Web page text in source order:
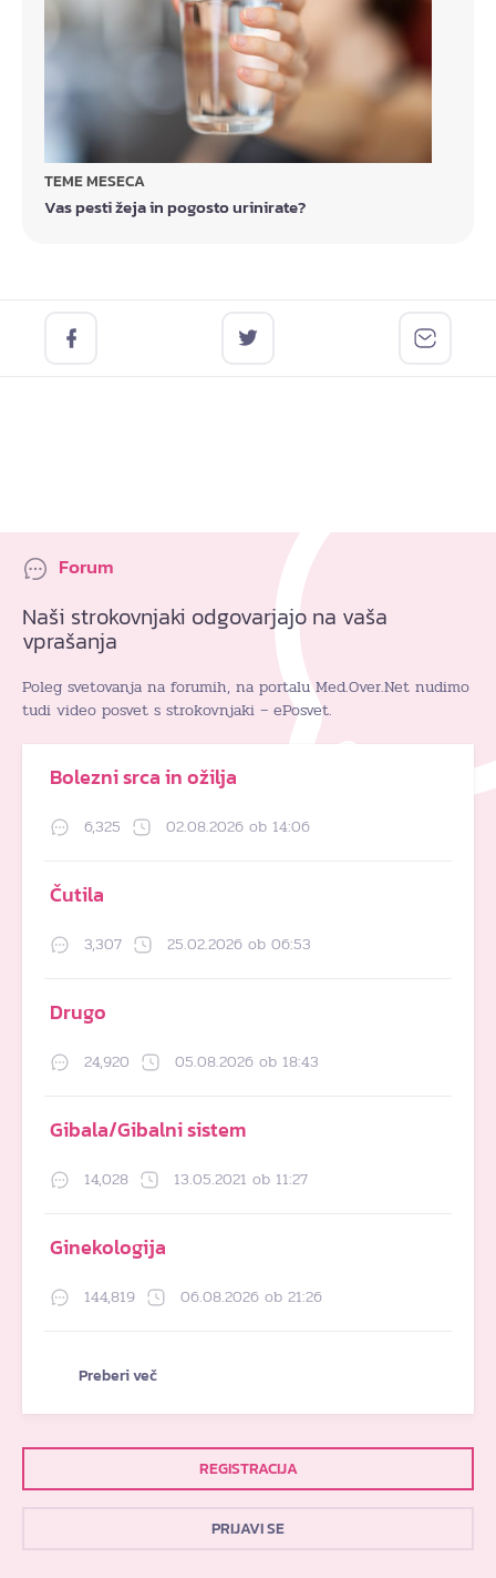
TEME MESECA
Vas pesti žeja in pogosto urinirate?
Forum
Naši strokovnjaki odgovarjajo na vaša
vprašanja
Poleg svetovanja na forumih, na portalu Med.Over.Net nudimo
tudi video posvet s strokovnjaki – ePosvet.
Bolezni srca in ožilja
6,325 02.08.2026 ob 14:06
Čutila
3,307 25.02.2026 ob 06:53
Drugo
24,920 05.08.2026 ob 18:43
Gibala/Gibalni sistem
14,028 13.05.2021 ob 11:27
Ginekologija
144,819 06.08.2026 ob 21:26
Preberi več
REGISTRACIJA
PRIJAVI SE